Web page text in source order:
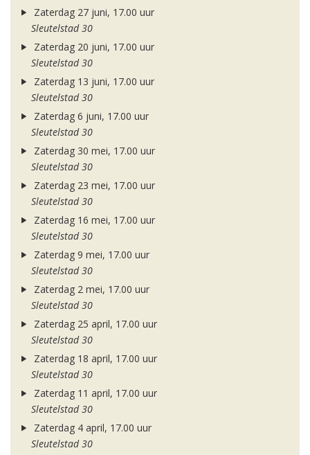
Zaterdag 27 juni, 17.00 uur
Sleutelstad 30
Zaterdag 20 juni, 17.00 uur
Sleutelstad 30
Zaterdag 13 juni, 17.00 uur
Sleutelstad 30
Zaterdag 6 juni, 17.00 uur
Sleutelstad 30
Zaterdag 30 mei, 17.00 uur
Sleutelstad 30
Zaterdag 23 mei, 17.00 uur
Sleutelstad 30
Zaterdag 16 mei, 17.00 uur
Sleutelstad 30
Zaterdag 9 mei, 17.00 uur
Sleutelstad 30
Zaterdag 2 mei, 17.00 uur
Sleutelstad 30
Zaterdag 25 april, 17.00 uur
Sleutelstad 30
Zaterdag 18 april, 17.00 uur
Sleutelstad 30
Zaterdag 11 april, 17.00 uur
Sleutelstad 30
Zaterdag 4 april, 17.00 uur
Sleutelstad 30